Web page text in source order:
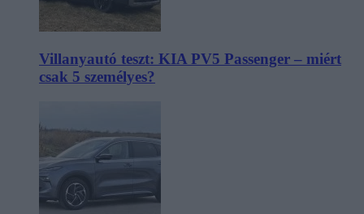
Villanyautó teszt: KIA PV5 Passenger – miért
csak 5 személyes?